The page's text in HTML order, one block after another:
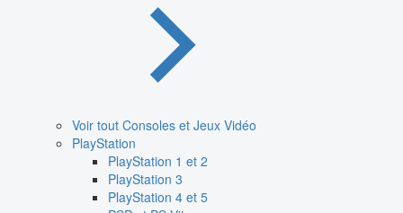
Voir tout Consoles et Jeux Vidéo
PlayStation
PlayStation 1 et 2
PlayStation 3
PlayStation 4 et 5